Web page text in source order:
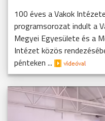
100 éves a Vakok
programsorozat indult a
Megyei Egyesülete és a
Intézet közös
pénteken ...